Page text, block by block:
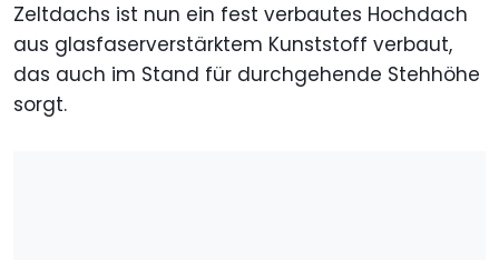
Zeltdachs ist nun ein fest verbautes Hochdach
aus glasfaserverstärktem Kunststoff verbaut,
das auch im Stand für durchgehende Stehhöhe
sorgt.